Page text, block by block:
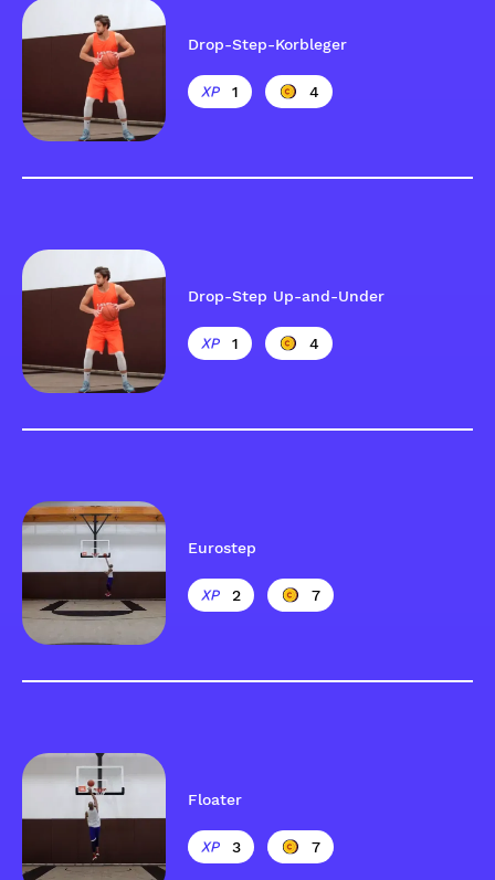
Drop-Step-Korbleger
1 4
Drop-Step Up-and-Under
1 4
Eurostep
2 7
Floater
3 7